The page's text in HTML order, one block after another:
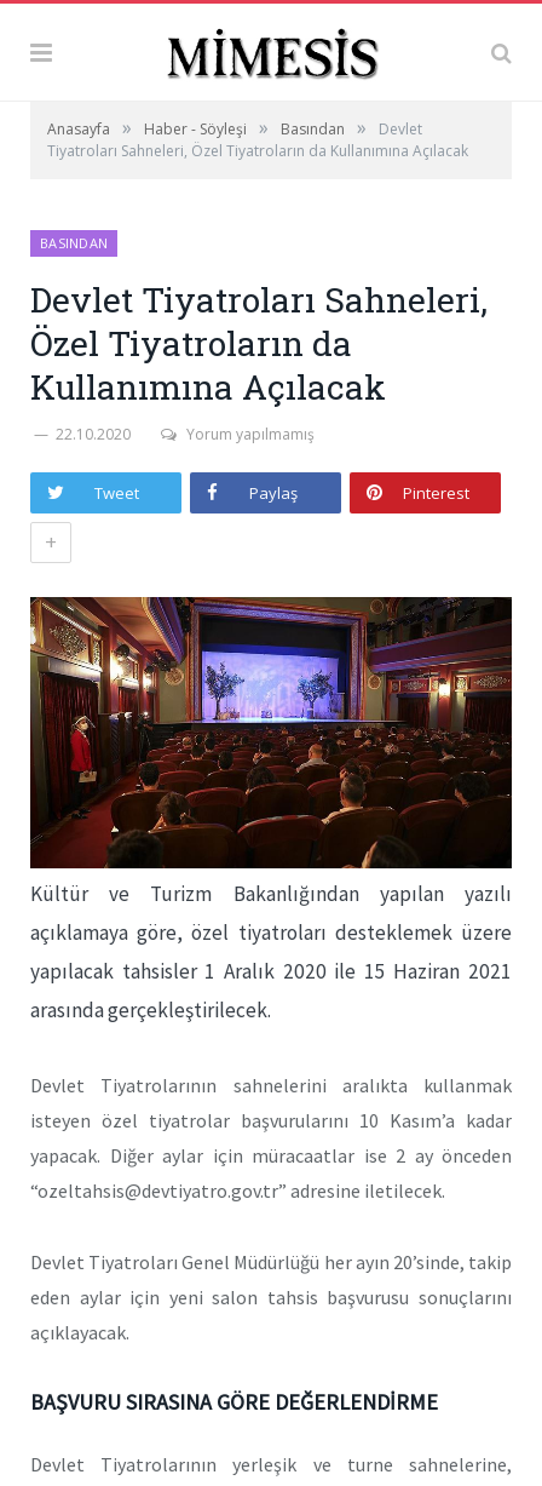
Anasayfa » Haber - Söyleşi » Basından »
Devlet
Tiyatroları Sahneleri, Özel Tiyatroların da Kullanımına Açılacak
BASINDAN
Devlet Tiyatroları Sahneleri,
Özel Tiyatroların da
Kullanımına Açılacak
22.10.2020 Yorum yapılmamış
Tweet Paylaş Pinterest
+
Kültür ve Turizm Bakanlığından yapılan yazılı
açıklamaya göre, özel tiyatroları desteklemek üzere
yapılacak tahsisler 1 Aralık 2020 ile 15 Haziran 2021
arasında gerçekleştirilecek.
Devlet Tiyatrolarının sahnelerini aralıkta kullanmak
isteyen özel tiyatrolar başvurularını 10 Kasım’a kadar
yapacak. Diğer aylar için müracaatlar ise 2 ay önceden
“ozeltahsis@devtiyatro.gov.tr” adresine iletilecek.
Devlet Tiyatroları Genel Müdürlüğü her ayın 20’sinde, takip
eden aylar için yeni salon tahsis başvurusu sonuçlarını
açıklayacak.
BAŞVURU SIRASINA GÖRE DEĞERLENDİRME
Devlet Tiyatrolarının yerleşik ve turne sahnelerine,